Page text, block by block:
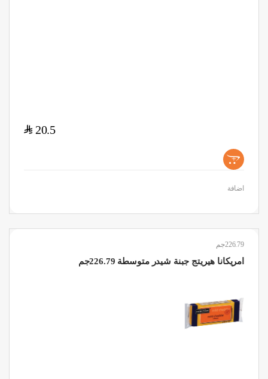
20.5
$
+
اضافة
226.79جم
امريكانا هيريتج جبنة شيدر متوسطة 226.79جم